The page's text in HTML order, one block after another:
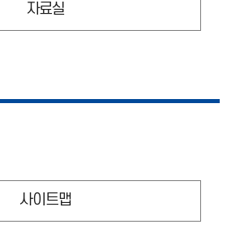
자료실
사이트맵